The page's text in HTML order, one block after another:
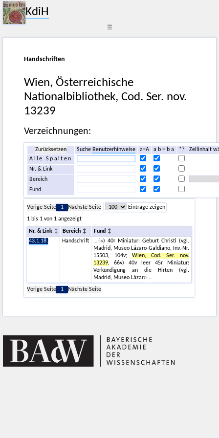
KdiH
☰
Handschriften
Wien, Österreichische
Nationalbibliothek, Cod. Ser. nov.
13239
Verzeichnungen:
Zurücksetzen SucheBenutzerhinweise a=A a b = b a *?
Zellinhalt
Alle Spalten
Nr. & Link
Bereich
Fund
Vorige Seite 1 Nächste Seite
Einträge zeigen
1 bis 1 von 1 angezeigt
Nr. & Link Bereich
Fund
43.1.18.
Handschrift
6v) 40r Miniatur: Geburt Christi (vgl.
Madrid, Museo Lázaro-Galdiano, Inv.-Nr.
15503, 104v;Wien, Cod. Ser. nov.
13239, 66v) 40v leer 45r Miniatur:
Verkündigung an die Hirten (vgl.
Madrid, Museo Lázaro-
Vorige Seite
1 Nächste Seite